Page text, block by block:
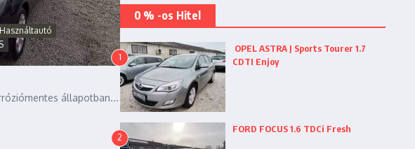
Használtautó
állapotban...
0 % -os Hitel
1
OPEL ASTRA J Sports Tourer 1.7
CDTI Enjoy
2
FORD FOCUS 1.6 TDCi Fresh